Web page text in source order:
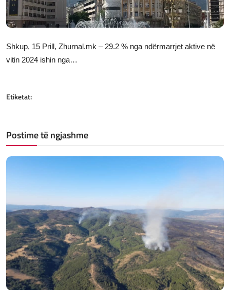
JETA
Shqip
Shkup, 15 Prill, Zhurnal.mk – 29.2 % nga ndërmarrjet aktive në
vitin 2024 ishin nga…
Etiketat:
Postime të ngjashme